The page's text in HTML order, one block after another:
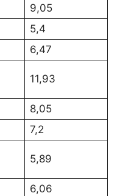
9,05
5,4
6,47
11,93
8,05
7,2
5,89
6,06